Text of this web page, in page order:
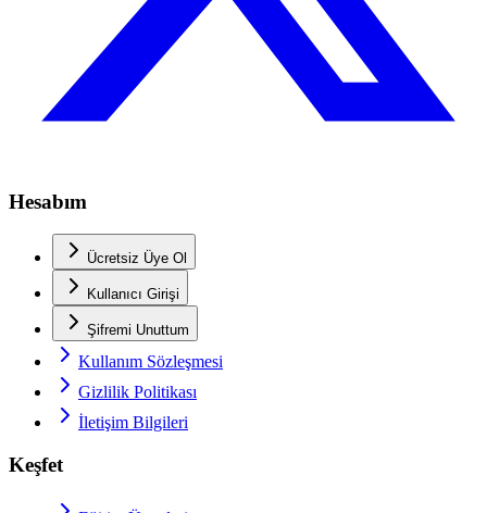
Hesabım
Ücretsiz Üye Ol
Kullanıcı Girişi
Şifremi Unuttum
Kullanım Sözleşmesi
Gizlilik Politikası
İletişim Bilgileri
Keşfet